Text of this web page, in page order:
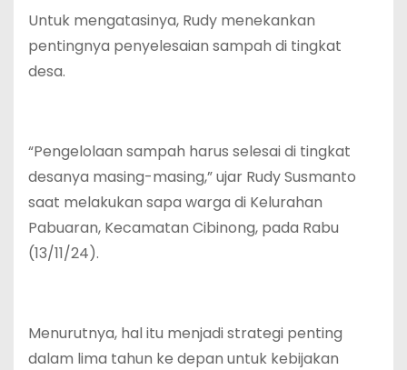
Untuk mengatasinya, Rudy menekankan
pentingnya penyelesaian sampah di tingkat
desa.
“Pengelolaan sampah harus selesai di tingkat
desanya masing-masing,” ujar Rudy Susmanto
saat melakukan sapa warga di Kelurahan
Pabuaran, Kecamatan Cibinong, pada Rabu
(13/11/24).
Menurutnya, hal itu menjadi strategi penting
dalam lima tahun ke depan untuk kebijakan